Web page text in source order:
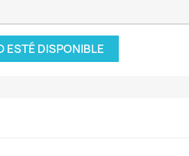
ESTÉ DISPONIBLE